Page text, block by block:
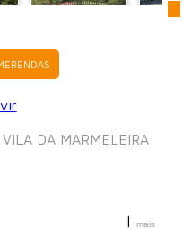
DA MARMELEIRA
| mais